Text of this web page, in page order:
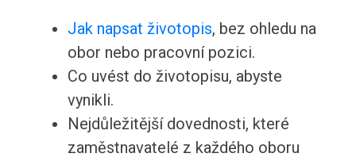
Jak napsat životopis, bez ohledu na
obor nebo pracovní pozici.
Co uvést do životopisu, abyste
vynikli.
Nejdůležitější dovednosti, které
zaměstnavatelé z každého oboru